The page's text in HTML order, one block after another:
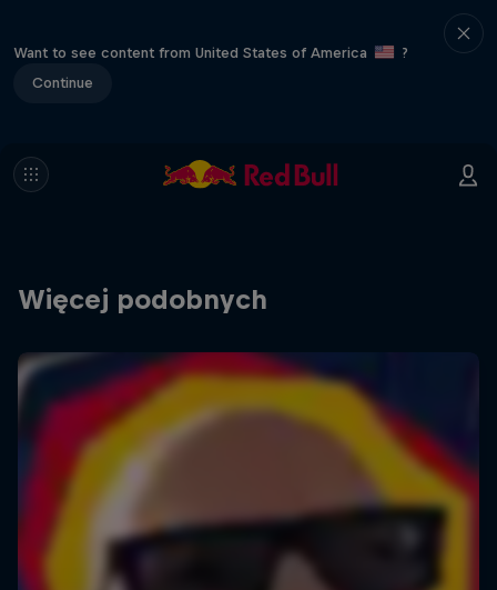
Want to see content from United States of America
?
Continue
Więcej podobnych